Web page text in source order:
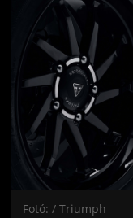
Fotó: / Triumph